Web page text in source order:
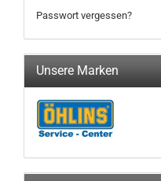
Passwort vergessen?
Unsere Marken